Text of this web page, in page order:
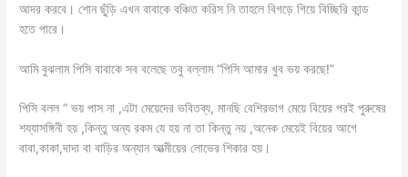
আদর করবে। শোন ছুঁড়ি এখন বাবাকে বঞ্চিত করিস নি তাহলে বিগড়ে গিয়ে বিচ্ছিরি কান্ড
হতে পারে।
আমি বুঝলাম পিসি বাবাকে সব বলেছে তবু বল্লাম “পিসি আমার খুব ভয় করছে!”
পিসি বলল “ ভয় পাস না ,এটা মেয়েদের ভবিতব্য, মানছি বেশিরভাগ মেয়ে বিয়ের পরই পুরুষের
শয্যাসঙ্গিনী হয় ,কিন্তু অন্য রকম যে হয় না তা কিন্তু নয় ,অনেক মেয়েই বিয়ের আগে
বাবা,কাকা,দাদা বা বাড়ির অন্যান আত্মীয়ের লোভের শিকার হয়।